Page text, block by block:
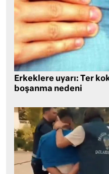
Erkeklere uyarı: Ter
boşanma nedeni